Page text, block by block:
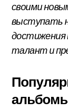
своими
выступать
талант и